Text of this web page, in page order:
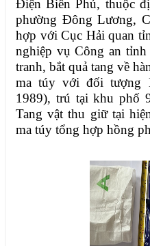
Điện Biên Phủ, thuộc
phường Đông Lương,
hợp với Cục Hải quan
nghiệp vụ Công an
tranh, bắt quả tang về
ma túy với đối tượng
1989), trú tại khu phố
Tang vật thu giữ tại
ma túy tổng hợp hồng